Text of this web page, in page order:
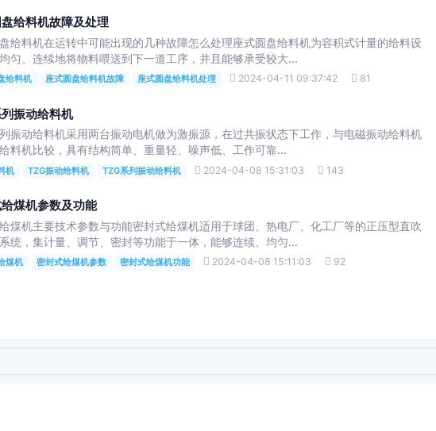
给料机故障及处理
给料机在运转中可能出现的几种故障怎么处理座式圆盘给料机为容积式计量的给料设
均匀、连续地将物料喂送到下一道工序，并且能够承受较大...
给料机 座式圆盘给料机故障 座式圆盘给料机处理 2024-04-11 09:37:42 81
振动给料机
振动给料机采用两台振动电机做为激振源，在过共振状态下工作，与电磁振动给料机
机比较，具有结构简单、重量轻、噪声低、工作可靠...
机 TZG振动给料机 TZG系列振动给料机 2024-04-08 15:31:03 143
煤机参数及功能
煤机主要技术参数与功能密封式给煤机适用于球团、热电厂、化工厂等的正压型直吹
，集计量、调节、密封等功能于一体，能够连续、均匀...
煤机 密封式给煤机参数 密封式给煤机功能 2024-04-08 15:11:03 92